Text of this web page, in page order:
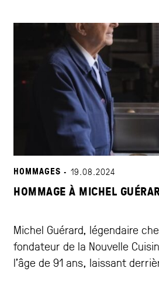
HOMMAGES · 19.08.2024
HOMMAGE À MICHEL
Michel Guérard, légendaire
fondateur de la Nouvelle
l'âge de 91 ans, laissant